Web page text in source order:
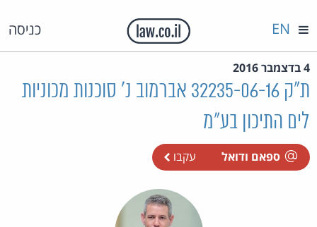
כניסה EN
4 בדצמבר 2016
ת"ק 32235-06-16 אברמוב נ' סוכנות מכוניות
לים התיכון בע"מ
ספאם ודואל עקבו